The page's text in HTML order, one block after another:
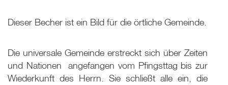
Dieser Becher ist ein Bild für die örtliche Gemeinde.
Die universale Gemeinde erstreckt sich über Zeiten
und Nationen ­ angefangen vom Pfingsttag bis zur
Wiederkunft des Herrn. Sie schließt alle ein, die